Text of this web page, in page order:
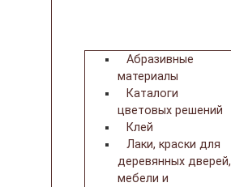
Абразивные
материалы
Каталоги
цветовых решений
Клей
Лаки, краски для
деревянных дверей,
мебели и